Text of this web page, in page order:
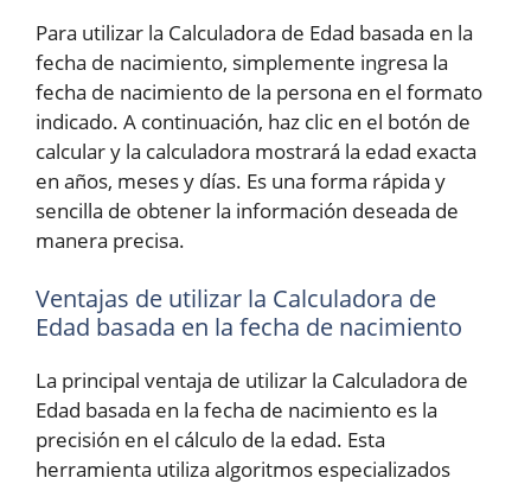
Para utilizar la Calculadora de Edad basada en la
fecha de nacimiento, simplemente ingresa la
fecha de nacimiento de la persona en el formato
indicado. A continuación, haz clic en el botón de
calcular y la calculadora mostrará la edad exacta
en años, meses y días. Es una forma rápida y
sencilla de obtener la información deseada de
manera precisa.
Ventajas de utilizar la Calculadora de
Edad basada en la fecha de nacimiento
La principal ventaja de utilizar la Calculadora de
Edad basada en la fecha de nacimiento es la
precisión en el cálculo de la edad. Esta
herramienta utiliza algoritmos especializados